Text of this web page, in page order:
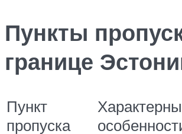
Пункты
границе
Пункт
пропуска